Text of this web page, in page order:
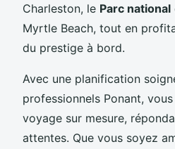
Charleston, le Parc national
Myrtle Beach, tout en
du prestige à bord.
Avec une planification
professionnels Ponant,
voyage sur mesure,
attentes. Que vous soyez